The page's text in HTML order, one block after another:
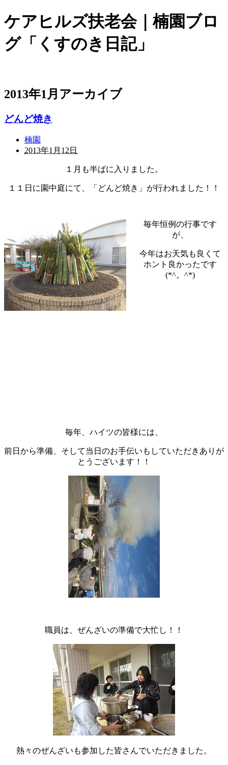
ケアヒルズ扶老会｜楠園ブロ
グ「くすのき日記」
2013年1月アーカイブ
どんど焼き
楠園
2013年1月12日
１月も半ばに入りました。
１１日に園中庭にて、「どんど焼き」が行われました！！
毎年恒例の行事です
が、
今年はお天気も良くて
ホント良かったです
(*^。^*)
毎年、ハイツの皆様には、
前日から準備、そして当日のお手伝いもしていただきありが
とうございます！！
職員は、ぜんざいの準備で大忙し！！
熱々のぜんざいも参加した皆さんでいただきました。